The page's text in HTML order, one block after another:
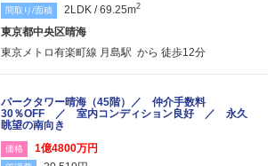
間取り/面積 2LDK / 69.25m2
東京都中央区晴海
東京メトロ有楽町線 月島駅 から 徒歩12分
パークタワー晴海（45階）／ 仲介手数料
30％OFF ／ 室内コンディション良好 ／ 永久
眺望の南向き
価格 1億4800万円